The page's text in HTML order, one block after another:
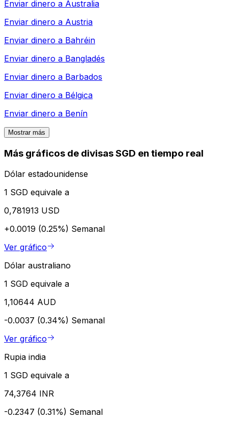
Enviar dinero a Australia
Enviar dinero a Austria
Enviar dinero a Bahréin
Enviar dinero a Bangladés
Enviar dinero a Barbados
Enviar dinero a Bélgica
Enviar dinero a Benín
Mostrar más
Más gráficos de divisas SGD en tiempo real
Dólar estadounidense
1 SGD equivale a
0,781913 USD
+0.0019 (0.25%) Semanal
Ver gráfico
Dólar australiano
1 SGD equivale a
1,10644 AUD
-0.0037 (0.34%) Semanal
Ver gráfico
Rupia india
1 SGD equivale a
74,3764 INR
-0.2347 (0.31%) Semanal